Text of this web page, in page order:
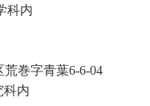
科内
荒巻字青葉6-6-04
科内